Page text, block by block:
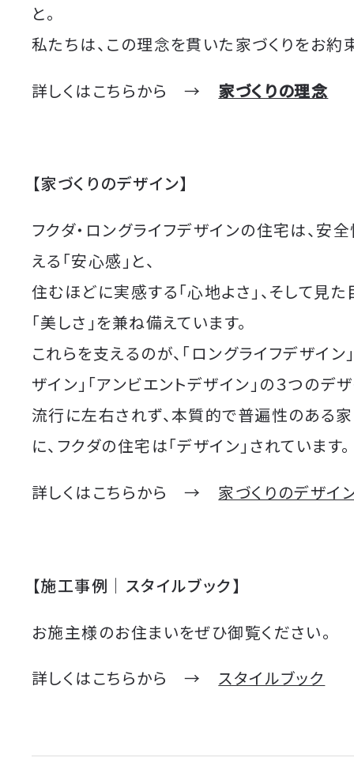
と。
私たちは、この理念を貫いた家づくりをお約
詳しくはこちらから → 家づくりの理念
【家づくりのデザイン】
フクダ・ロングライフデザインの住宅は、安
える「安心感」と、
住むほどに実感する「心地よさ」、そして見
「美しさ」を兼ね備えています。
これらを支えるのが、「ロングライフデザイン
ザイン」「アンビエントデザイン」の３つのデザ
流行に左右されず、本質的で普遍性のある
に、フクダの住宅は「デザイン」されています。
詳しくはこちらから → 家づくりのデザイ
【施工事例｜スタイルブック】
お施主様のお住まいをぜひ御覧ください。
詳しくはこちらから → スタイルブック